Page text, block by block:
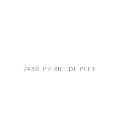
2930 PIERRE DE PEET